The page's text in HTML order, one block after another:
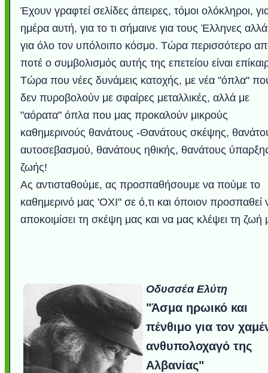
Έχουν γραφτεί σελίδες άπειρες, τόμοι ολόκληροι,
ημέρα αυτή, για το τι σήμαινε για τους Έλληνες αλλά
για όλο τον υπόλοιπο κόσμο. Τώρα περισσότερο
ποτέ ο συμβολισμός αυτής της επετείου είναι
Τώρα που νέες δυνάμεις κατοχής, με νέα "όπλα"
δεν πυροβολούν με σφαίρες μεταλλικές, αλλά με
"αόρατα" όπλα που μας προκαλούν μικρούς
καθημερινούς θανάτους -Θανάτους σκέψης,
αυτοσεβασμού, θανάτους ηθικής, θανάτους
ζωής!
Ας αντισταθούμε, ας προσπαθήσουμε να πούμε το
καθημερινό μας 'ΟΧΙ" σε ό,τι και όποιον προσπαθεί
αποκοιμίσει τη σκέψη μας και να μας κλέψει τη ζωή
Οδυσσέα Ελύτη
"Άσμα ηρωικό και
πένθιμο για τον
ανθυπολοχαγό της
Αλβανίας"
Ο αέρας του
τα μαλλιά
Ταξίδι στο
Διεθνής
Σταθμός: Ο
το παράθυρό
Μουσική από
Video:
καταιγίδα
Εντυπωσιακές
από
Abbey,
Υποθαλάσσιο
στην
Η νέα
Αθήνας από το
που κάνει το
Ο Κομήτης του
φωτίσει τη Γη
κι απ' το
Συγκινητικό
λεοπάρδαλη
μωρό
Alesund: Μια
Νορβηγία που
Η γάτα και το